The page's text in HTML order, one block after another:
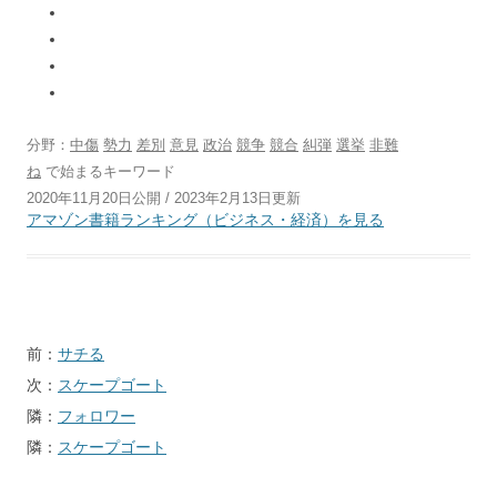
分野： 中傷 勢力 差別 意見 政治 競争 競合 糾弾 選挙 非難
ね で始まるキーワード
2020年11月20日公開 / 2023年2月13日更新
アマゾン書籍ランキング（ビジネス・経済）を見る
投
稿
ナ
ビ
前： サチる
次： スケープゴート
隣： フォロワー
隣： スケープゴート